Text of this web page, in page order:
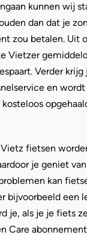
kunnen wij
dan dat je
zou betalen. Uit
Vietzer
Verder
en
fietsen
je geniet
kan
bijvoorbeeld een
je, als je je fiets
Care